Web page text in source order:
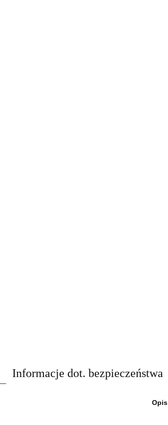
Informacje dot. bezpieczeństwa
Opis